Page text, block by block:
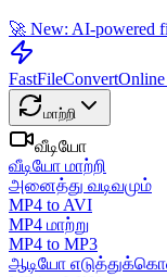
🚀 New: AI-powered
FastFileConvert
மாற்றி
வீடியோ
வீடியோ மாற்றி
அனைத்து வடிவமும்
MP4 to AVI
MP4 மாற்று
MP4 to MP3
ஆடியோ